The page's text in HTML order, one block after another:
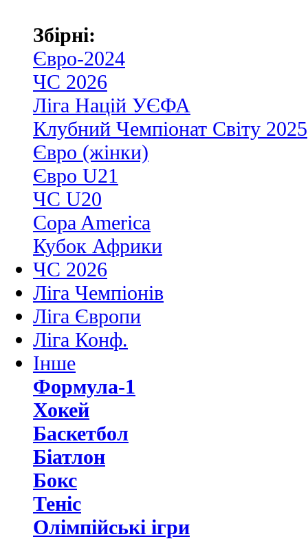
Збірні:
Євро-2024
ЧС 2026
Ліга Націй УЄФА
Клубний Чемпіонат Світу 2025
Євро (жінки)
Євро U21
ЧС U20
Copa America
Кубок Африки
ЧС 2026
Ліга Чемпіонів
Ліга Європи
Ліга Конф.
Інше
Формула-1
Хокей
Баскетбол
Біатлон
Бокс
Теніс
Олімпійські ігри